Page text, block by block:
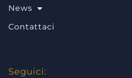
News
Contattaci
Seguici: